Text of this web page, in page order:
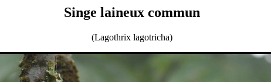
Singe laineux commun
(Lagothrix lagotricha)